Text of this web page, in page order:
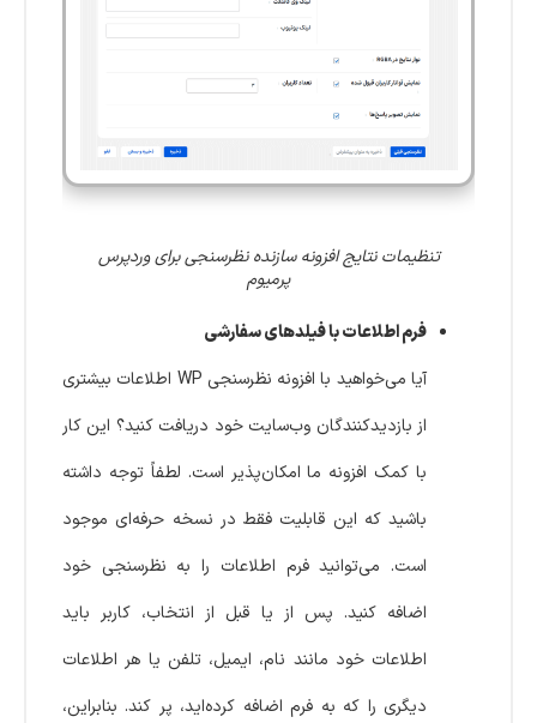
تنظیمات نتایج افزونه سازنده نظرسنجی برای وردپرس
پرمیوم
فرم اطلاعات با فیلدهای سفارشی
آیا می‌خواهید با افزونه نظرسنجی WP اطلاعات بیشتری
از بازدیدکنندگان وب‌سایت خود دریافت کنید؟ این کار
با کمک افزونه ما امکان‌پذیر است. لطفاً توجه داشته
باشید که این قابلیت فقط در نسخه حرفه‌ای موجود
است. می‌توانید فرم اطلاعات را به نظرسنجی خود
اضافه کنید. پس از یا قبل از انتخاب، کاربر باید
اطلاعات خود مانند نام، ایمیل، تلفن یا هر اطلاعات
دیگری را که به فرم اضافه کرده‌اید، پر کند. بنابراین،